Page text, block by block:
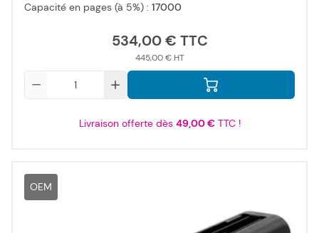
Capacité en pages (à 5%) : 17000
534,00 €
445,00 €
Livraison offerte dès 49,00 €TTC !
OEM